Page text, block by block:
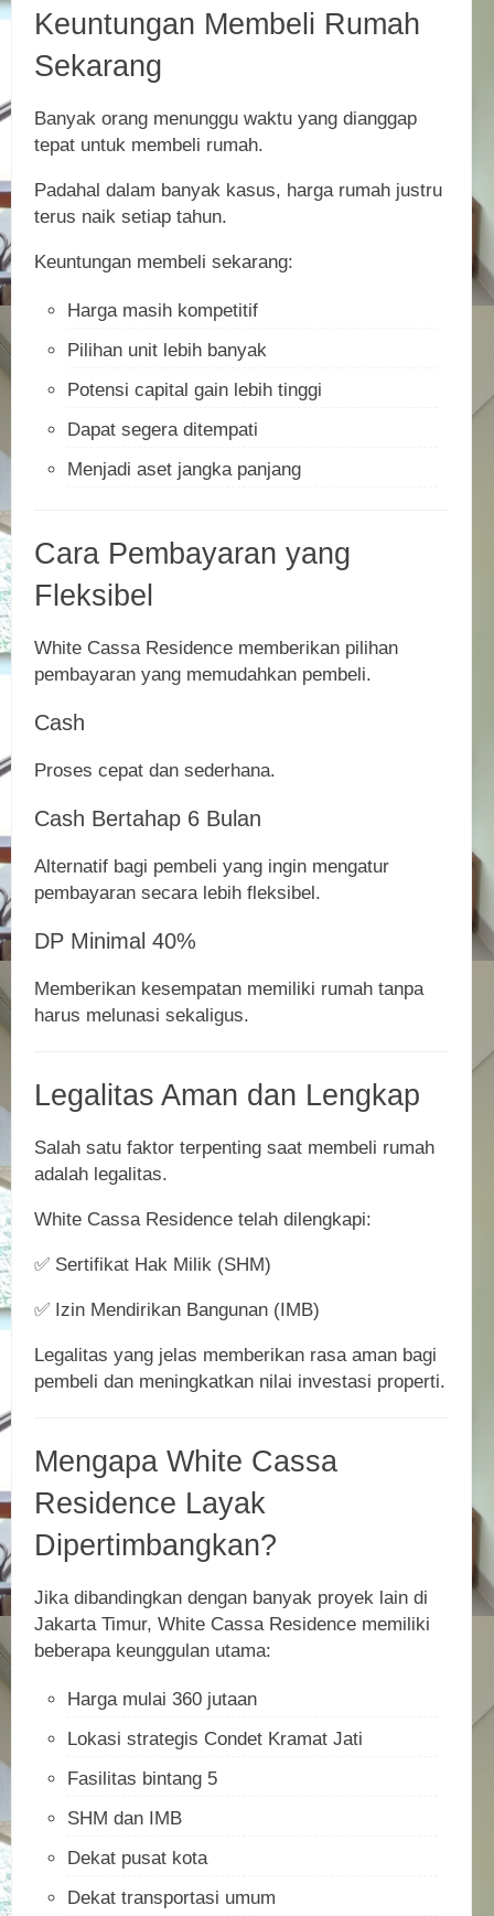
Keuntungan Membeli Rumah
Sekarang
Banyak orang menunggu waktu yang dianggap
tepat untuk membeli rumah.
Padahal dalam banyak kasus, harga rumah justru
terus naik setiap tahun.
Keuntungan membeli sekarang:
Harga masih kompetitif
Pilihan unit lebih banyak
Potensi capital gain lebih tinggi
Dapat segera ditempati
Menjadi aset jangka panjang
Cara Pembayaran yang
Fleksibel
White Cassa Residence memberikan pilihan
pembayaran yang memudahkan pembeli.
Cash
Proses cepat dan sederhana.
Cash Bertahap 6 Bulan
Alternatif bagi pembeli yang ingin mengatur
pembayaran secara lebih fleksibel.
DP Minimal 40%
Memberikan kesempatan memiliki rumah tanpa
harus melunasi sekaligus.
Legalitas Aman dan Lengkap
Salah satu faktor terpenting saat membeli rumah
adalah legalitas.
White Cassa Residence telah dilengkapi:
✅ Sertifikat Hak Milik (SHM)
✅ Izin Mendirikan Bangunan (IMB)
Legalitas yang jelas memberikan rasa aman bagi
pembeli dan meningkatkan nilai investasi properti.
Mengapa White Cassa
Residence Layak
Dipertimbangkan?
Jika dibandingkan dengan banyak proyek lain di
Jakarta Timur, White Cassa Residence memiliki
beberapa keunggulan utama:
Harga mulai 360 jutaan
Lokasi strategis Condet Kramat Jati
Fasilitas bintang 5
SHM dan IMB
Dekat pusat kota
Dekat transportasi umum